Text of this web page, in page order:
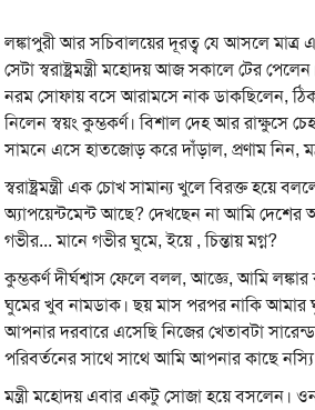
লঙ্কাপুরী আর সচিবালয়ের দূরত্ব যে আসলে মাত্র
সেটা স্বরাষ্ট্রমন্ত্রী মহোদয় আজ সকালে টের
নরম সোফায় বসে আরামসে নাক ডাকছিলেন, ঠিক
নিলেন স্বয়ং কুম্ভকর্ণ। বিশাল দেহ আর রাক্ষুসে
সামনে এসে হাতজোড় করে দাঁড়াল, প্রণাম নিন,
স্বরাষ্ট্রমন্ত্রী এক চোখ সামান্য খুলে বিরক্ত হয়ে
অ্যাপয়েন্টমেন্ট আছে? দেখছেন না আমি দেশের
গভীর... মানে গভীর ঘুমে, ইয়ে , চিন্তায় মগ্ন?
কুম্ভকর্ণ দীর্ঘশ্বাস ফেলে বলল, আজ্ঞে, আমি
ঘুমের খুব নামডাক। ছয় মাস পরপর নাকি
আপনার দরবারে এসেছি নিজের খেতাবটা
পরিবর্তনের সাথে সাথে আমি আপনার কাছে নস্যি
মন্ত্রী মহোদয় এবার একটু সোজা হয়ে বসলেন।